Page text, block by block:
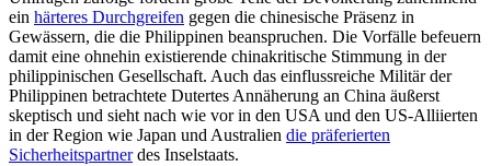
ein härteres Durchgreifen gegen die chinesische Präsenz in
Gewässern, die die Philippinen be­anspruchen. Die Vorfälle befeuern
damit eine ohnehin existierende chinakritische Stimmung in der
philippinischen Gesellschaft. Auch das einflussreiche Militär der
Philippinen betrachtete Dutertes Annäherung an China äußerst
skeptisch und sieht nach wie vor in den USA und den US-Alli­ierten
in der Region wie Japan und Aus­tralien die präferierten
Sicherheitspartnerdes Inselstaats.